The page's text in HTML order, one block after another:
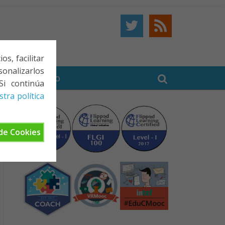
facilitar
continúa
política
Cookies
CONTACTO